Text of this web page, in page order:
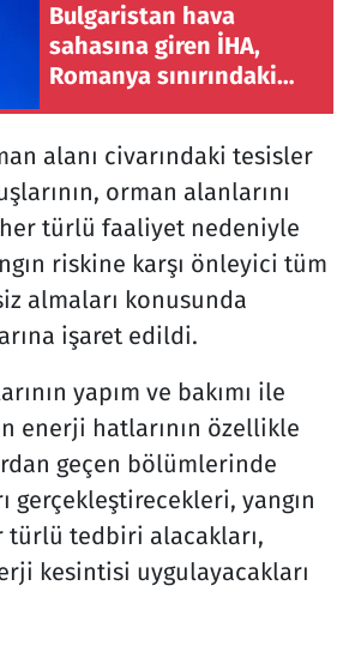
Bulgaristan hava
sahasına giren İHA,
Romanya sınırındaki
alanı civarındaki tesisler
orman alanlarını
türlü faaliyet nedeniyle
riskine karşı önleyici tüm
almaları konusunda
işaret edildi.
yapım ve bakımı ile
enerji hatlarının özellikle
geçen bölümlerinde
gerçekleştirecekleri, yangın
türlü tedbiri alacakları,
kesintisi uygulayacakları